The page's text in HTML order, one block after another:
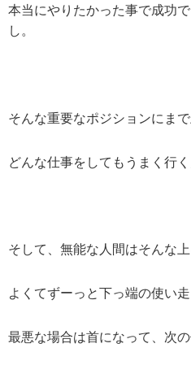
本当にやりたかった事で成功
し。
そんな重要なポジションにま
どんな仕事をしてもうまく行く
そして、無能な人間はそんな
よくてずーっと下っ端の使い走
最悪な場合は首になって、次